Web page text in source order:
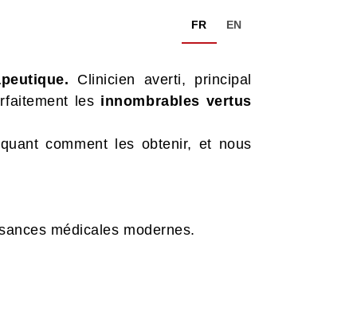
FR EN
Clinicien averti, principal
les innombrables vertus
comment les obtenir, et nous
médicales modernes.